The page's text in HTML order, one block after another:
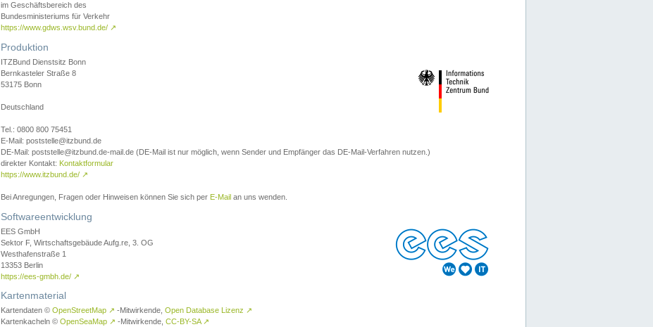
im Geschäftsbereich des
Bundesministeriums für Verkehr
https://www.gdws.wsv.bund.de/ ↗
Produktion
ITZBund Dienstsitz Bonn
Bernkasteler Straße 8
53175 Bonn
Deutschland
Tel.: 0800 800 75451
E-Mail: poststelle@itzbund.de
DE-Mail: poststelle@itzbund.de-mail.de (DE-Mail ist nur möglich, wenn Sender und Empfänger das DE-Mail-Verfahren nutzen.)
direkter Kontakt: Kontaktformular
https://www.itzbund.de/ ↗
Bei Anregungen, Fragen oder Hinweisen können Sie sich per E-Mail an uns wenden.
Softwareentwicklung
EES GmbH
Sektor F, Wirtschaftsgebäude Aufg.re, 3. OG
Westhafenstraße 1
13353 Berlin
https://ees-gmbh.de/ ↗
Kartenmaterial
Kartendaten © OpenStreetMap ↗ -Mitwirkende, Open Database Lizenz ↗
Kartenkacheln © OpenSeaMap ↗ -Mitwirkende, CC-BY-SA ↗